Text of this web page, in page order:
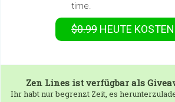
time.
$0.99 HEUTE
Zen Linesist verfügbar als
Ihr habt nur begrenzt Zeit, es